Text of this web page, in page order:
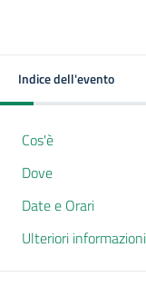
Indice dell'evento
Cos'è
Dove
Date e Orari
Ulteriori informazioni